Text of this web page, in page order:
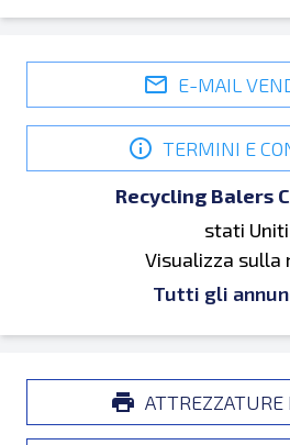
E-MAIL
TERMINI E
Recycling Balers
stati Uniti
Visualizza sulla
Tutti gli
ATTREZZATURE